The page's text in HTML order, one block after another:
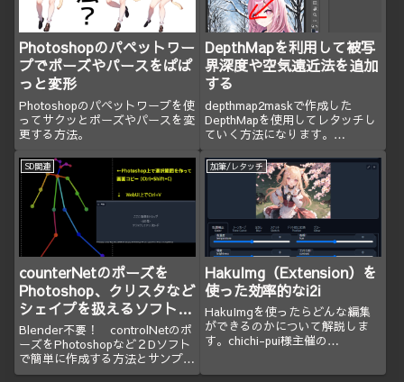
Photoshopのパペットワー
プでポーズやパースをぱぱ
っと変形
Photoshopのパペットワープを使
ってサクッとポーズやパースを変
更する方法。
DepthMapを利用して被写
界深度や空気遠近法を追加
する
depthmap2maskで作成した
DepthMapを使用してレタッチし
ていく方法になります。
を参照ください。DepthMapの適
用のさせ方（Photoshop編）レイ
ヤーの配置方法出力された
DepthM...
SD関連
counterNetのポーズを
Photoshop、クリスタなど
シェイプを扱えるソフトで
行う簡単な方法
Blender不要！ controlNetのポ
ーズをPhotoshopなど２Dソフト
で簡単に作成する方法とサンプル
のPSDとClipファイルの配布。
加筆/レタッチ
HakuImg（Extension）を
使った効率的なi2i
HakuImgを使ったらどんな編集
ができるのかについて解説しま
す。chichi-pui様主催の